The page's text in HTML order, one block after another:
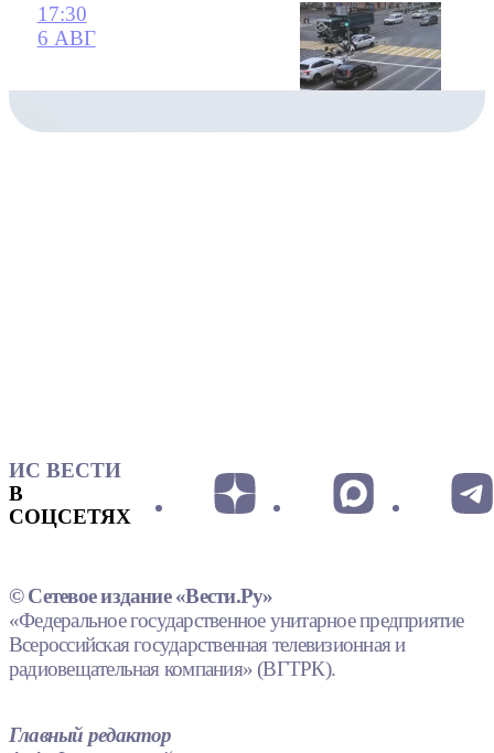
17:30
6 АВГ
ИС ВЕСТИ
В
СОЦСЕТЯХ
© Сетевое издание «Вести.Ру»
«Федеральное государственное унитарное предприятие
Всероссийская государственная телевизионная и
радиовещательная компания» (ВГТРК).
Главный редактор